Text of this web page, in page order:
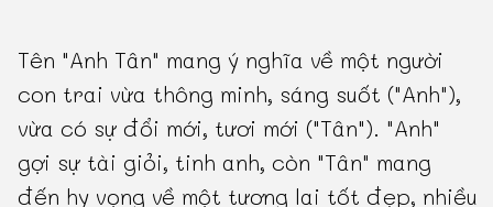
Tên "Anh Tân" mang ý nghĩa về một người
con trai vừa thông minh, sáng suốt ("Anh"),
vừa có sự đổi mới, tươi mới ("Tân"). "Anh"
gợi sự tài giỏi, tinh anh, còn "Tân" mang
đến hy vọng về một tương lai tốt đẹp, nhiều